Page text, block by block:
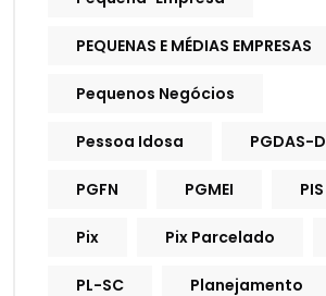
PEQUENAS E MÉDIAS EMPRESAS
Pequenos Negócios
Pessoa Idosa PGDAS-D
PGFN PGMEI PIS
Pix Pix Parcelado
PL-SC Planejamento